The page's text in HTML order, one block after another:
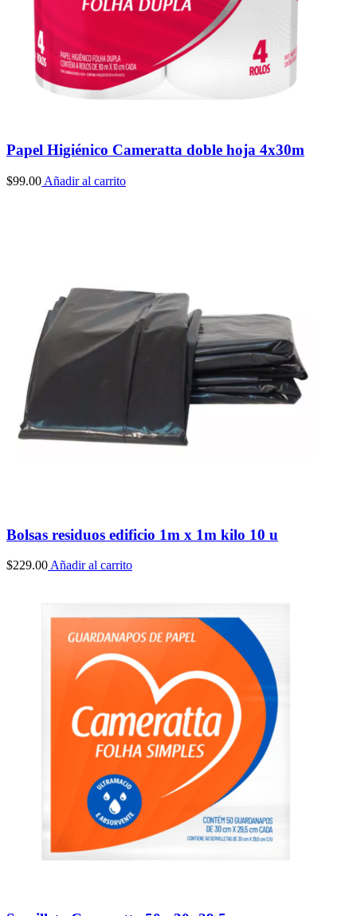
Papel Higiénico Cameratta doble hoja 4x30m
$99.00 Añadir al carrito
Bolsas residuos edificio 1m x 1m kilo 10 u
$229.00 Añadir al carrito